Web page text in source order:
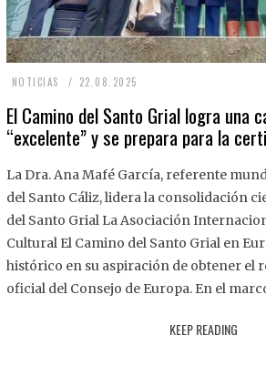
NOTICIAS 22.08.2025
.
8
2
2
El Camino del Santo Grial logra una
“excelente” y se prepara para la
La Dra. Ana Mafé García, referente
del Santo Cáliz, lidera la consolidación
del Santo Grial La Asociación
Cultural El Camino del Santo Grial en
histórico en su aspiración de obtener el
oficial del Consejo de Europa. En el
KEEP READING